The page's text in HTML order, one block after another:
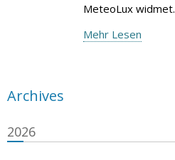
MeteoLux widmet.
Mehr Lesen
Archives
2026